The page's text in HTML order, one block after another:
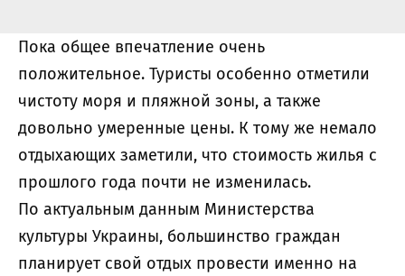
Пока общее впечатление очень
положительное. Туристы особенно отметили
чистоту моря и пляжной зоны, а также
довольно умеренные цены. К тому же немало
отдыхающих заметили, что стоимость жилья с
прошлого года почти не изменилась.
По актуальным данным Министерства
культуры Украины, большинство граждан
планирует свой отдых провести именно на